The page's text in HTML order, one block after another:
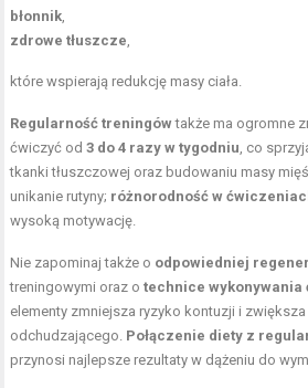
błonnik,
zdrowe tłuszcze,
które wspierają redukcję masy ciała.
Regularność treningówtakże ma ogromne
ćwiczyć od3 do 4 razy w tygodniu, co
tkanki tłuszczowej oraz budowaniu masy
unikanie rutyny; różnorodność w
wysoką motywację.
Nie zapominaj także o odpowiedniej
treningowymi oraz otechnice wykonywania
elementy zmniejsza ryzyko kontuzji i
odchudzającego. Połączenie diety z
przynosi najlepsze rezultaty w dążeniu do